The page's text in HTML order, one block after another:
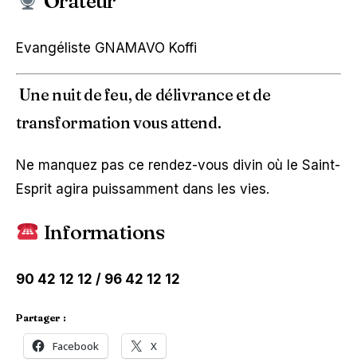
Evangéliste GNAMAVO Koffi
Une nuit de feu, de délivrance et de
transformation vous attend.
Ne manquez pas ce rendez-vous divin où le Saint-
Esprit agira puissamment dans les vies.
Informations
90 42 12 12 / 96 42 12 12
Partager :
Facebook X